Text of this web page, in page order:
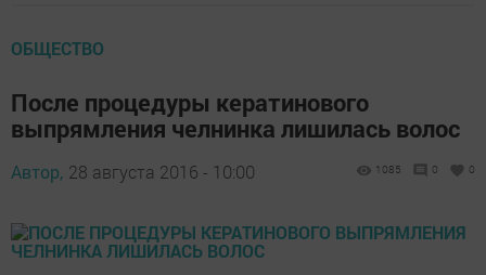
ОБЩЕСТВО
После процедуры кератинового
выпрямления челнинка лишилась волос
Автор, 28 августа 2016 - 10:00 1085 0 0